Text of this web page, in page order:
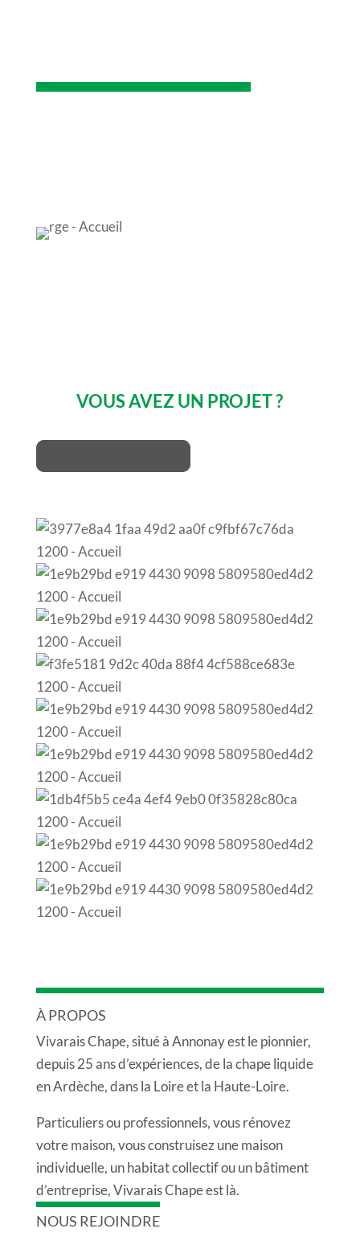
VOUS AVEZ UN PROJET ?
À PROPOS
Vivarais Chape, situé à Annonay est le pionnier,
depuis 25 ans d’expériences, de la chape liquide
en Ardèche, dans la Loire et la Haute-Loire.
Particuliers ou professionnels, vous rénovez
votre maison, vous construisez une maison
individuelle, un habitat collectif ou un bâtiment
d’entreprise, Vivarais Chape est là.
NOUS REJOINDRE